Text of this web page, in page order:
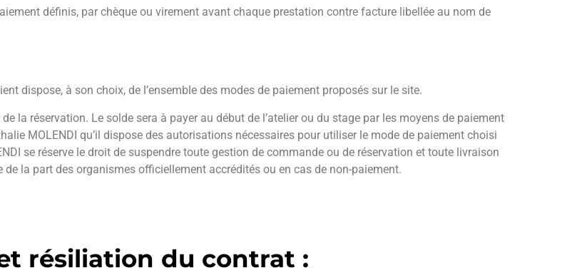
définis, par chèque ou virement avant chaque prestation contre facture libellée au nom de
dispose, à son choix, de l’ensemble des modes de paiement proposés sur le site.
la réservation. Le solde sera à payer au début de l’atelier ou du stage par les moyens de paiement
MOLENDI qu’il dispose des autorisations nécessaires pour utiliser le mode de paiement choisi
se réserve le droit de suspendre toute gestion de commande ou de réservation et toute livraison
la part des organismes officiellement accrédités ou en cas de non-paiement.
résiliation du contrat :